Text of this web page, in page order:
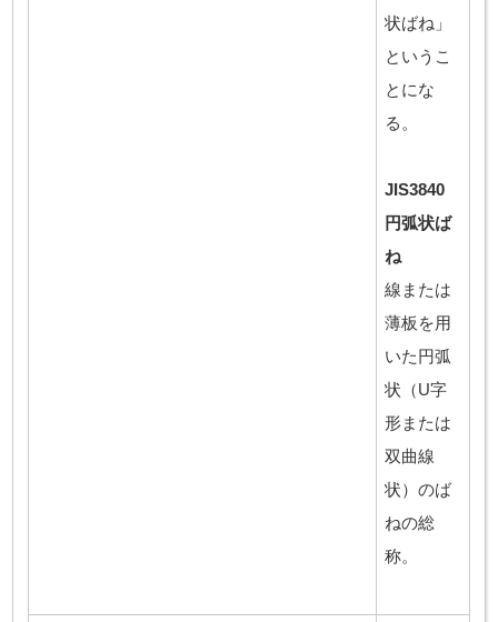
状ばね」
というこ
とにな
る。
JIS3840
円弧状ば
ね
線または
薄板を用
いた円弧
状（U字
形または
双曲線
状）のば
ねの総
称。